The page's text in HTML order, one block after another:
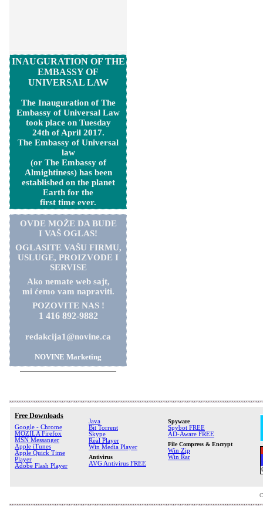
INAUGURATION OF THE
EMBASSY OF
UNIVERSAL LAW
The Inauguration of The
Embassy of Universal Law
took place on Tuesday
24th of April 2017.
The Embassy of Universal
law
(or The Embassy of
Almightiness) has been
established on the planet
Earth for the
first time ever.
OVDE MOŽE DA BUDE
I VAŠ OGLAS!
OGLASITE VAŠU FIRMU,
USLUGE, PROIZVODE I
SERVISE
Ako nemate web sajt,
mi ćemo vam napraviti.
POZOVITE NAS !
1 416 892-9882
redakcija1@novine.ca
NOVINE Marketing
Free Downloads
Google - Chrome
MOZILA Firefox
MSN Messanger
Apple iTunes
Apple Quick Time
Player
Adobe Flash Player
Java
Bit Torrent
Skype
Real Player
Win Media Player
Antivirus
AVG Antivirus FREE
Spyware
Spybot FREE
AD-Aware FREE
File Compress & Encrypt
Win Zip
Win Rar